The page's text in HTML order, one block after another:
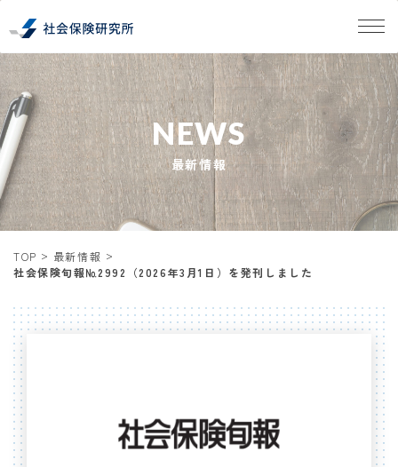
NEWS
最新情報
TOP
最新情報
社会保険旬報№2992（2026年3月1日）を発刊しました